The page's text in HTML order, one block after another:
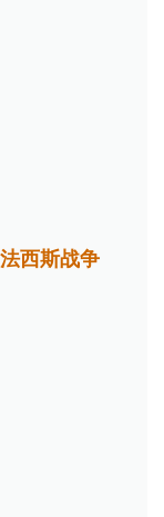
西斯战争